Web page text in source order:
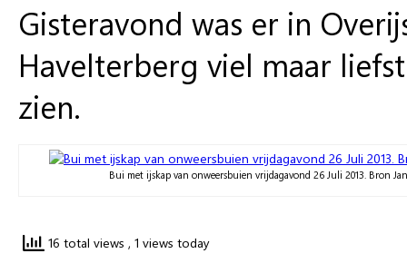
Gisteravond was er in
Havelterberg viel maar
zien.
Bui met ijskap van onweersbuien vrijdagavond 26 Juli 2013. Bron
16 total views , 1 views today